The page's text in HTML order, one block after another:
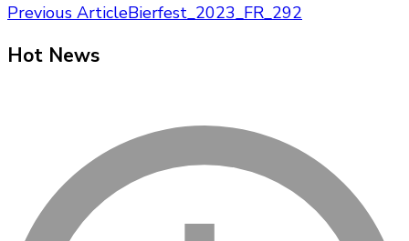
Post
Navigation
Previous ArticleBierfest_2023_FR_292
Hot News